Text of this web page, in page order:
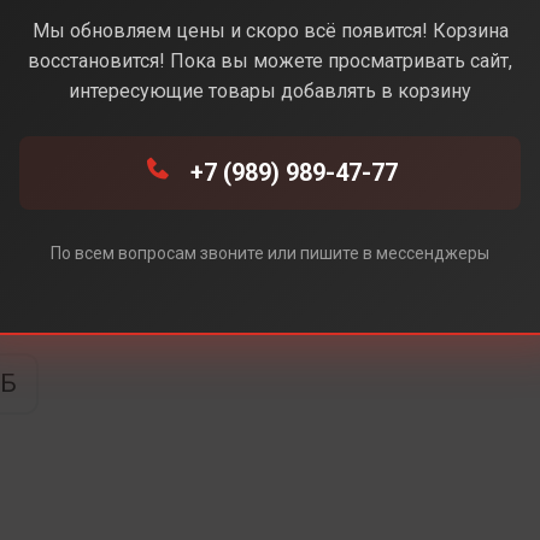
(Синий) (Без Rustore)
Мы обновляем цены и скоро всё появится! Корзина
восстановится! Пока вы можете просматривать сайт,
интересующие товары добавлять в корзину
+7 (989) 989-47-77
По всем вопросам звоните или пишите в мессенджеры